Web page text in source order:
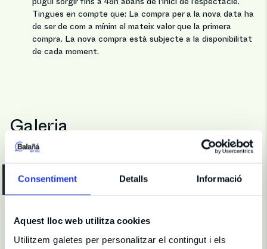
Consentiment Detalls Informació
Aquest lloc web utilitza cookies
Utilitzem galetes per personalitzar el contingut i els
pugui sorgir fins a 48h abans de l'inici de l'espectacle.
Tingues en compte que: La compra per a la nova data ha
de ser de com a mínim el mateix valor que la primera
compra. La nova compra està subjecte a la disponibilitat
de cada moment.
Galeria
Galeria